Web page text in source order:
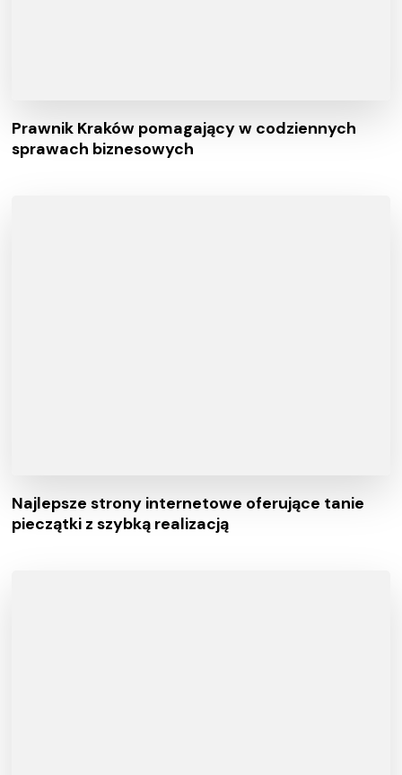
Prawnik Kraków pomagający w codziennych
sprawach biznesowych
Najlepsze strony internetowe oferujące tanie
pieczątki z szybką realizacją